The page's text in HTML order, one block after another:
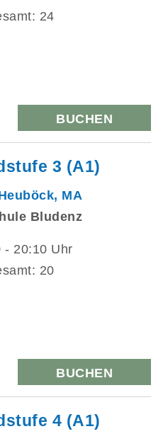
24
BUCHEN
3 (A1)
MA
Bludenz
- 20:10 Uhr
20
BUCHEN
4 (A1)